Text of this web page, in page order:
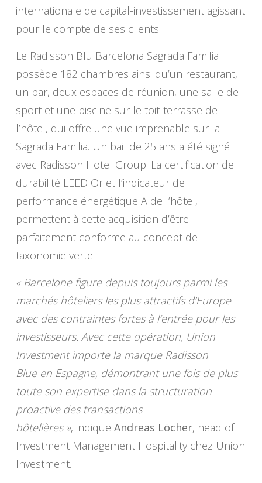
internationale de capital-investissement agissant
pour le compte de ses clients.
Le Radisson Blu Barcelona Sagrada Familia
possède 182 chambres ainsi qu’un restaurant,
un bar, deux espaces de réunion, une salle de
sport et une piscine sur le toit-terrasse de
l’hôtel, qui offre une vue imprenable sur la
Sagrada Familia. Un bail de 25 ans a été signé
avec Radisson Hotel Group. La certification de
durabilité LEED Or et l’indicateur de
performance énergétique A de l’hôtel,
permettent à cette acquisition d’être
parfaitement conforme au concept de
taxonomie verte.
« Barcelone figure depuis toujours parmi les
marchés hôteliers les plus attractifs d’Europe
avec des contraintes fortes à l’entrée pour les
investisseurs. Avec cette opération, Union
Investment importe la marque Radisson
Blue en Espagne, démontrant une fois de plus
toute son expertise dans la structuration
proactive des transactions
hôtelières », indique Andreas Löcher, head of
Investment Management Hospitality chez Union
Investment.